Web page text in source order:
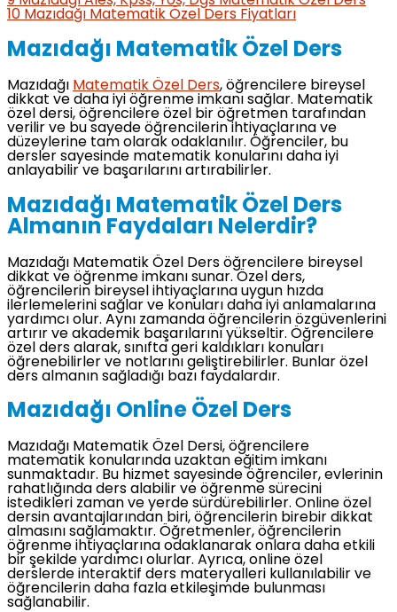
10 Mazıdağı Matematik Özel Ders Fiyatları
Mazıdağı Matematik Özel Ders
Mazıdağı Matematik Özel Ders, öğrencilere bireysel
dikkat ve daha iyi öğrenme imkanı sağlar. Matematik
özel dersi, öğrencilere özel bir öğretmen tarafından
verilir ve bu sayede öğrencilerin ihtiyaçlarına ve
düzeylerine tam olarak odaklanılır. Öğrenciler, bu
dersler sayesinde matematik konularını daha iyi
anlayabilir ve başarılarını artırabilirler.
Mazıdağı Matematik Özel Ders
Almanın Faydaları Nelerdir?
Mazıdağı Matematik Özel Ders öğrencilere bireysel
dikkat ve öğrenme imkanı sunar. Özel ders,
öğrencilerin bireysel ihtiyaçlarına uygun hızda
ilerlemelerini sağlar ve konuları daha iyi anlamalarına
yardımcı olur. Aynı zamanda öğrencilerin özgüvenlerini
artırır ve akademik başarılarını yükseltir. Öğrencilere
özel ders alarak, sınıfta geri kaldıkları konuları
öğrenebilirler ve notlarını geliştirebilirler. Bunlar özel
ders almanın sağladığı bazı faydalardır.
Mazıdağı Online Özel Ders
Mazıdağı Matematik Özel Dersi, öğrencilere
matematik konularında uzaktan eğitim imkanı
sunmaktadır. Bu hizmet sayesinde öğrenciler, evlerinin
rahatlığında ders alabilir ve öğrenme sürecini
istedikleri zaman ve yerde sürdürebilirler. Online özel
dersin avantajlarından biri, öğrencilerin birebir dikkat
almasını sağlamaktır. Öğretmenler, öğrencilerin
öğrenme ihtiyaçlarına odaklanarak onlara daha etkili
bir şekilde yardımcı olurlar. Ayrıca, online özel
derslerde interaktif ders materyalleri kullanılabilir ve
öğrencilerin daha fazla etkileşimde bulunması
sağlanabilir.